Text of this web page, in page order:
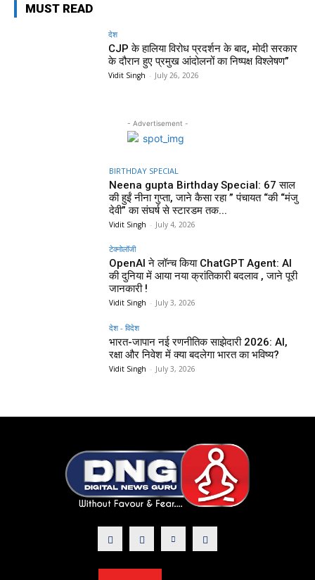
MUST READ
देश
CJP के हालिया विरोध प्रदर्शन के बाद, मोदी सरकार
के दौरान हुए प्रमुख आंदोलनों का निष्पक्ष विश्लेषण”
Vidit Singh - July 26, 2026
- Advertisement -
BIRTHDAY SPECIAL
Neena gupta Birthday Special: 67 साल
की हुईं नीना गुप्ता, जाने कैसा रहा ” पंचायत “की “मंजु
देवी” का संघर्ष से स्टारडम तक...
Vidit Singh - July 4, 2026
टेक्नोलॉजी
OpenAI ने लॉन्च किया ChatGPT Agent: AI
की दुनिया में आया नया क्रांतिकारी बदलाव , जाने पूरी
जानकारी !
Vidit Singh - July 3, 2026
देश - विदेश
भारत-जापान नई रणनीतिक साझेदारी 2026: AI,
रक्षा और निवेश में क्या बदलेगा भारत का भविष्य?
Vidit Singh - July 3, 2026